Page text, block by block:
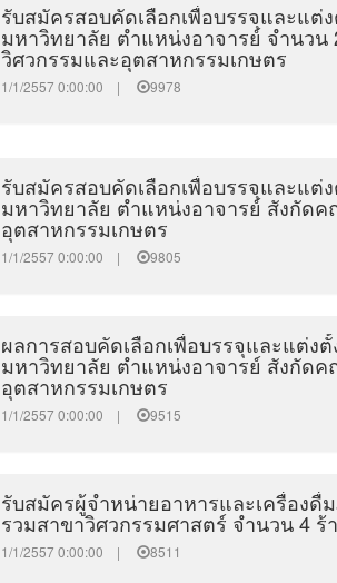
รับสมัครสอบคัดเลือกเพื่อบรรจุและแต่
มหาวิทยาลัย ตำแหน่งอาจารย์ จำนว
วิศวกรรมและอุตสาหกรรมเกษตร
1/1/2557 0:00:00 | 9978
รับสมัครสอบคัดเลือกเพื่อบรรจุและแต่
มหาวิทยาลัย ตำแหน่งอาจารย์ สังกัด
อุตสาหกรรมเกษตร
1/1/2557 0:00:00 | 9805
ผลการสอบคัดเลือกเพื่อบรรจุและแต่ง
มหาวิทยาลัย ตำแหน่งอาจารย์ สังกัด
อุตสาหกรรมเกษตร
1/1/2557 0:00:00 | 9515
รับสมัครผู้จำหน่ายอาหารและเครื่องดื่
รวมสาขาวิศวกรรมศาสตร์ จำนวน 4 ร้
1/1/2557 0:00:00 | 8511